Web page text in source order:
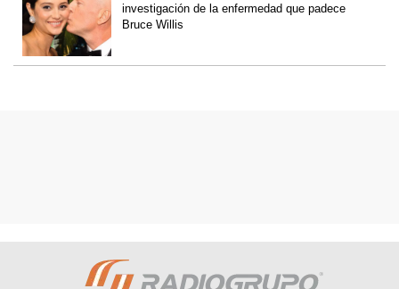
investigación de la enfermedad que padece
Bruce Willis